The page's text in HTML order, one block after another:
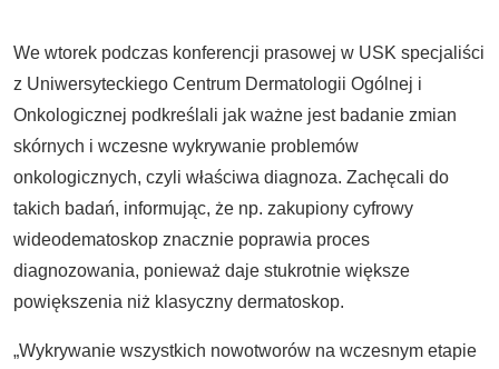
We wtorek podczas konferencji prasowej w USK specjaliści
z Uniwersyteckiego Centrum Dermatologii Ogólnej i
Onkologicznej podkreślali jak ważne jest badanie zmian
skórnych i wczesne wykrywanie problemów
onkologicznych, czyli właściwa diagnoza. Zachęcali do
takich badań, informując, że np. zakupiony cyfrowy
wideodematoskop znacznie poprawia proces
diagnozowania, ponieważ daje stukrotnie większe
powiększenia niż klasyczny dermatoskop.
„Wykrywanie wszystkich nowotworów na wczesnym etapie